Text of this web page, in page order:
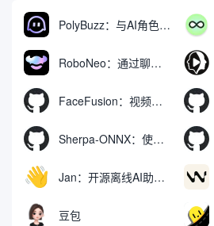
PolyBuzz：与AI角色互动的免费聊天与角色扮演平台
RoboNeo：通过聊天生成和编辑视频与图像的AI工具
FaceFusion：视频换脸增强工具|语音同步视频嘴型动作
Sherpa-ONNX：使用ONNXRuntime实现离线语音识别和合成
Jan：开源离线AI助手，ChatGPT 替代品，运行本地AI模型或连接云端AI
豆包